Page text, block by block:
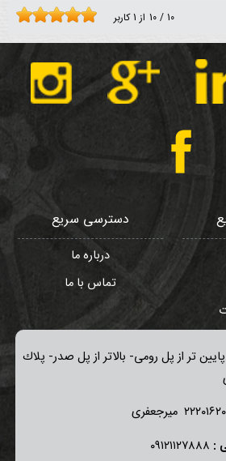
10 / 10 از 1کاربر
دسترسی سریع
درباره ما
تماس با ما
تر از پل رومی- بالاتر از پل صدر- پلاك
: